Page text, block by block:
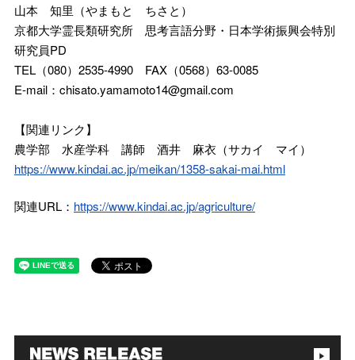
山本 知里（やまもと ちさと）
京都大学霊長類研究所 思考言語分野・日本学術振興会特別
研究員PD
TEL（080）2535-4990 FAX（0568）63-0085
E-mail：chisato.yamamoto14@gmail.com
【関連リンク】
農学部 水産学科 講師 酒井 麻衣（サカイ マイ）
https://www.kindai.ac.jp/meikan/1358-sakai-mai.html
関連URL： https://www.kindai.ac.jp/agriculture/